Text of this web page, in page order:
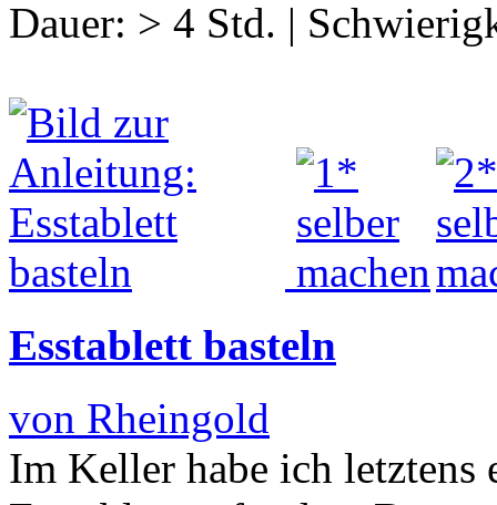
Dauer: > 4 Std. |
Esstablett basteln
von Rheingold
Im Keller habe ich letztens